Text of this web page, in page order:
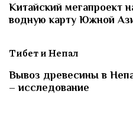
Китайский мегапроект
водную карту Южной
Тибет и Непал
Вывоз древесины в
– исследование